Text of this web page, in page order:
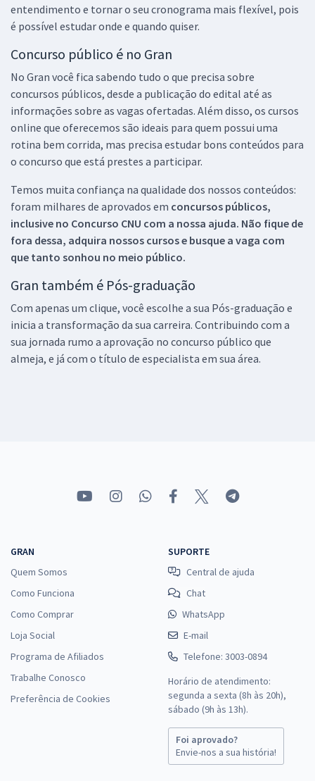
entendimento e tornar o seu cronograma mais flexível, pois
é possível estudar onde e quando quiser.
Concurso público é no Gran
No Gran você fica sabendo tudo o que precisa sobre
concursos públicos, desde a publicação do edital até as
informações sobre as vagas ofertadas. Além disso, os cursos
online que oferecemos são ideais para quem possui uma
rotina bem corrida, mas precisa estudar bons conteúdos para
o concurso que está prestes a participar.
Temos muita confiança na qualidade dos nossos conteúdos:
foram milhares de aprovados em concursos públicos,
inclusive no Concurso CNU com a nossa ajuda. Não fique de
fora dessa, adquira nossos cursos e busque a vaga com
que tanto sonhou no meio público.
Gran também é Pós-graduação
Com apenas um clique, você escolhe a sua Pós-graduação e
inicia a transformação da sua carreira. Contribuindo com a
sua jornada rumo a aprovação no concurso público que
almeja, e já com o título de especialista em sua área.
GRAN
Quem Somos
Como Funciona
Como Comprar
Loja Social
Programa de Afiliados
Trabalhe Conosco
Preferência de Cookies
SUPORTE
Central de ajuda
Chat
WhatsApp
E-mail
Telefone: 3003-0894
Horário de atendimento:
segunda a sexta (8h às 20h),
sábado (9h às 13h).
Foi aprovado?
Envie-nos a sua história!